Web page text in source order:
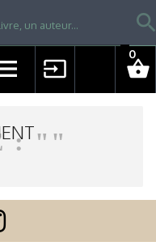
input shopping_basket
0
: " "